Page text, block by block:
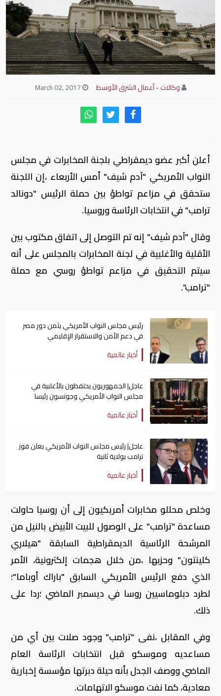
وكالات - أعمال الشرق الأوسط
أعلن أكبر عضو ديمقراطي بلجنة المخابرات في مجلس
النواب الأمريكي "آدم شيف" أمس الأربعاء ،إن اللجنة
ستحقق في مزاعم تواطؤ بين حملة الرئيس "دونالد
ترامب" في انتخابات الرئاسة وروسيا.
وقال "آدم شيف" إنه تم التوصل إلى اتفاق مكتوب بين
الأقلية والأغلبية في لجنة المخابرات بالمجلس على أنه
سيتم التحقيق في مزاعم تواطؤ روسي مع حملة
"ترامب".
رئيس مجلس النواب الأمريكي يثمن دور مصر
في دعم الأمن والاستقرار الإقليمي
أخبار عالمية
عاجل| الجمهوريون يحتفظون بالأغلبية في
مجلس النواب الأمريكي وجونسون رئيسا
أخبار عالمية
عاجل| رئيس مجلس النواب الأمريكي يعلن فوز
ترامب بولاية ثانية
أخبار عالمية
وخلص محللو مخابرات أمريكيون إلى أن روسيا حاولت
مساعدة "ترامب" على الوصول للبيت الأبيض بالنيل من
المرشحة الرئاسية الديمقراطية السابقة "هيلاري
كلينتون" وحزبها ،من خلال هجمات إلكترونية، الأمر
الذي دفع الرئيس الأمريكي السابق "باراك أوباما"؛
لطرد دبلوماسيين روسا في ديسمبر الماضي ؛ردا على
ذلك.
وفي المقابل ،نفى "ترامب" وجود صلات بين أي من
مساعديه وموسكو قبل انتخابات الرئاسة العام
الماضي ووصف الجدل بأنه حيلة دبرتها مؤسسة إخبارية
معادية، كما نفت موسكو الاتهامات.